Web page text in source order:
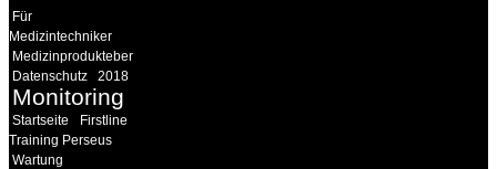
Für
Medizintechniker
Medizinprodukteberater
Datenschutz
2018
Monitoring
Startseite
Firstline
Training Perseus
Wartung